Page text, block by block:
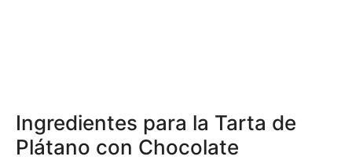
Ingredientes para la Tarta de
Plátano con Chocolate